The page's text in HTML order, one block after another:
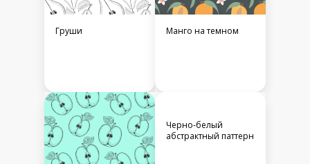
Груши Манго на темном
Черно-белый
абстрактный паттерн